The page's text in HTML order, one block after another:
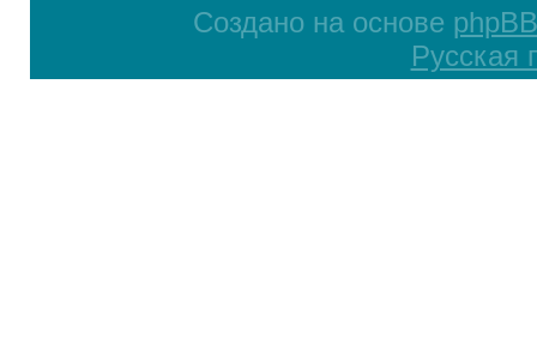
Создано на основе phpBB
Русская